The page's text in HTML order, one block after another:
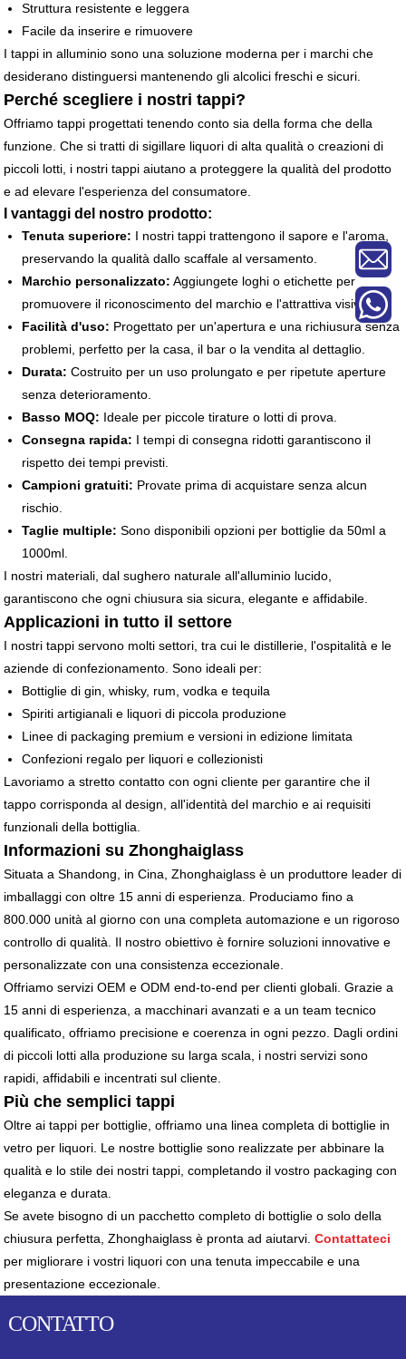
Struttura resistente e leggera
Facile da inserire e rimuovere
I tappi in alluminio sono una soluzione moderna per i marchi che
desiderano distinguersi mantenendo gli alcolici freschi e sicuri.
Perché scegliere i nostri tappi?
Offriamo tappi progettati tenendo conto sia della forma che della
funzione. Che si tratti di sigillare liquori di alta qualità o creazioni di
piccoli lotti, i nostri tappi aiutano a proteggere la qualità del prodotto
e ad elevare l'esperienza del consumatore.
I vantaggi del nostro prodotto:
Tenuta superiore: I nostri tappi trattengono il sapore e l'aroma,
preservando la qualità dallo scaffale al versamento.
Marchio personalizzato: Aggiungete loghi o etichette per
promuovere il riconoscimento del marchio e l'attrattiva visiva.
Facilità d'uso: Progettato per un'apertura e una richiusura senza
problemi, perfetto per la casa, il bar o la vendita al dettaglio.
Durata: Costruito per un uso prolungato e per ripetute aperture
senza deterioramento.
Basso MOQ: Ideale per piccole tirature o lotti di prova.
Consegna rapida: I tempi di consegna ridotti garantiscono il
rispetto dei tempi previsti.
Campioni gratuiti: Provate prima di acquistare senza alcun
rischio.
Taglie multiple: Sono disponibili opzioni per bottiglie da 50ml a
1000ml.
I nostri materiali, dal sughero naturale all'alluminio lucido,
garantiscono che ogni chiusura sia sicura, elegante e affidabile.
Applicazioni in tutto il settore
I nostri tappi servono molti settori, tra cui le distillerie, l'ospitalità e le
aziende di confezionamento. Sono ideali per:
Bottiglie di gin, whisky, rum, vodka e tequila
Spiriti artigianali e liquori di piccola produzione
Linee di packaging premium e versioni in edizione limitata
Confezioni regalo per liquori e collezionisti
Lavoriamo a stretto contatto con ogni cliente per garantire che il
tappo corrisponda al design, all'identità del marchio e ai requisiti
funzionali della bottiglia.
Informazioni su Zhonghaiglass
Situata a Shandong, in Cina, Zhonghaiglass è un produttore leader di
imballaggi con oltre 15 anni di esperienza. Produciamo fino a
800.000 unità al giorno con una completa automazione e un rigoroso
controllo di qualità. Il nostro obiettivo è fornire soluzioni innovative e
personalizzate con una consistenza eccezionale.
Offriamo servizi OEM e ODM end-to-end per clienti globali. Grazie a
15 anni di esperienza, a macchinari avanzati e a un team tecnico
qualificato, offriamo precisione e coerenza in ogni pezzo. Dagli ordini
di piccoli lotti alla produzione su larga scala, i nostri servizi sono
rapidi, affidabili e incentrati sul cliente.
Più che semplici tappi
Oltre ai tappi per bottiglie, offriamo una linea completa di bottiglie in
vetro per liquori. Le nostre bottiglie sono realizzate per abbinare la
qualità e lo stile dei nostri tappi, completando il vostro packaging con
eleganza e durata.
Se avete bisogno di un pacchetto completo di bottiglie o solo della
chiusura perfetta, Zhonghaiglass è pronta ad aiutarvi.Contattateci
per migliorare i vostri liquori con una tenuta impeccabile e una
presentazione eccezionale.
CONTATTO